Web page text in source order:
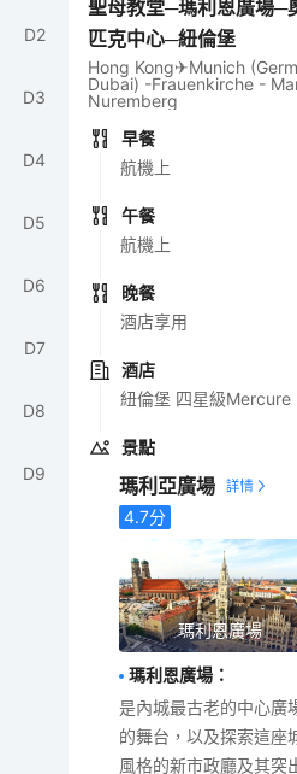
D2
D3
D4
D5
D6
D7
D8
D9
聖母教堂─瑪利恩廣場─
匹克中心─紐倫堡
Hong Kong✈Munich
Dubai) -Frauenkirche -
Nuremberg
早餐
航機上
午餐
航機上
晚餐
酒店享用
酒店
紐倫堡 四星級Mercure
景點
瑪利亞廣場
4.7分
瑪利恩廣場
瑪利恩廣場 ：
是內城最古老的中心廣
的舞台，以及探索這座
風格的新市政廳及其突